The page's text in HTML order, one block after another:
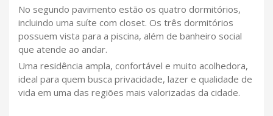
No segundo pavimento estão os quatro dormitórios,
incluindo uma suíte com closet. Os três dormitórios
possuem vista para a piscina, além de banheiro social
que atende ao andar.
Uma residência ampla, confortável e muito acolhedora,
ideal para quem busca privacidade, lazer e qualidade de
vida em uma das regiões mais valorizadas da cidade.